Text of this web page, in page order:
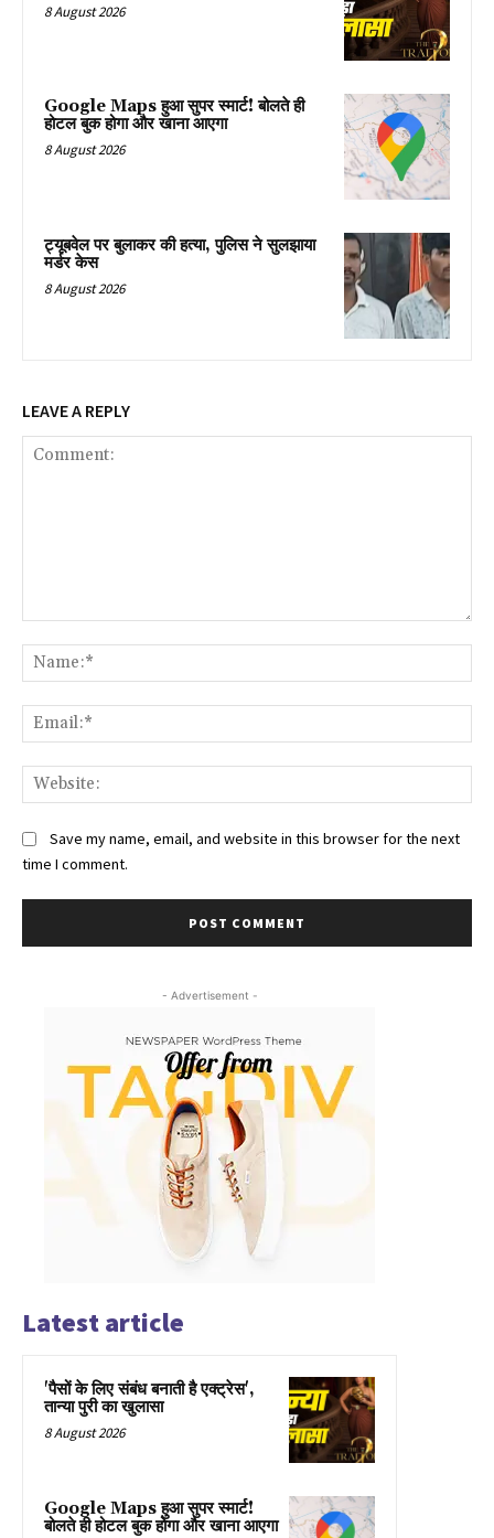
8 August 2026
Google Maps हुआ सुपर स्मार्ट! बोलते ही
होटल बुक होगा और खाना आएगा
8 August 2026
ट्यूबवेल पर बुलाकर की हत्या, पुलिस ने सुलझाया
मर्डर केस
8 August 2026
LEAVE A REPLY
Save my name, email, and website in this browser for the next
time I comment.
- Advertisement -
Latest article
'पैसों के लिए संबंध बनाती है एक्ट्रेस',
तान्या पुरी का खुलासा
8 August 2026
Google Maps हुआ सुपर स्मार्ट!
बोलते ही होटल बुक होगा और खाना आएगा